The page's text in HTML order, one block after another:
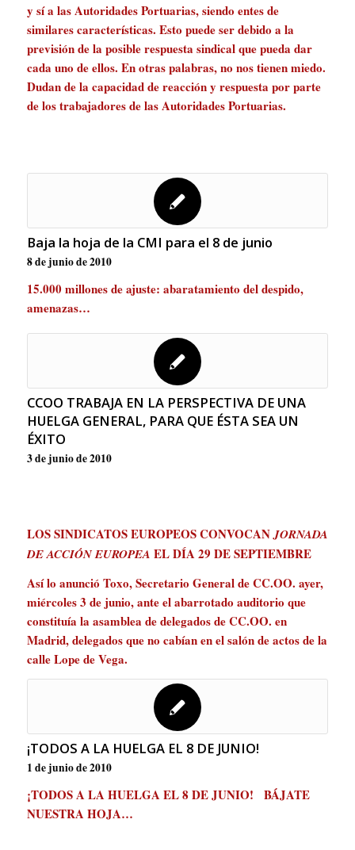
y sí a las Autoridades Portuarias, siendo entes de
similares características. Esto puede ser debido a la
previsión de la posible respuesta sindical que pueda dar
cada uno de ellos. En otras palabras, no nos tienen miedo.
Dudan de la capacidad de reacción y respuesta por parte
de los trabajadores de las Autoridades Portuarias.
Baja la hoja de la CMI para el 8 de junio
8 de junio de 2010
15.000 millones de ajuste: abaratamiento del despido,
amenazas…
CCOO TRABAJA EN LA PERSPECTIVA DE UNA
HUELGA GENERAL, PARA QUE ÉSTA SEA UN
ÉXITO
3 de junio de 2010
LOS SINDICATOS EUROPEOS CONVOCANJORNADA
DE ACCIÓN EUROPEA EL DÍA 29 DE SEPTIEMBRE
Así lo anunció Toxo, Secretario General de CC.OO. ayer,
miércoles 3 de junio, ante el abarrotado auditorio que
constituía la asamblea de delegados de CC.OO. en
Madrid, delegados que no cabían en el salón de actos de la
calle Lope de Vega.
¡TODOS A LA HUELGA EL 8 DE JUNIO!
1 de junio de 2010
¡TODOS A LA HUELGA EL 8 DE JUNIO! BÁJATE
NUESTRA HOJA…